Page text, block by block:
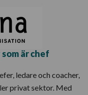
är chef
ledare och coacher,
privat sektor. Med